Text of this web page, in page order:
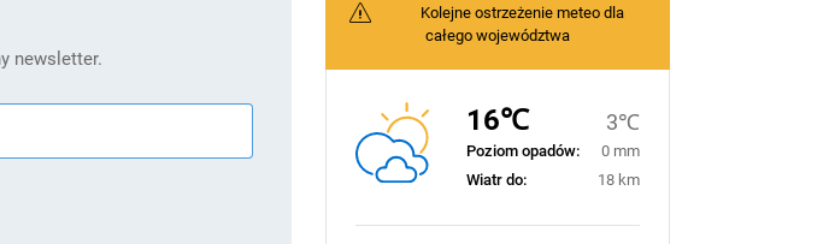
newsletter.
Kolejne ostrzeżenie meteo dla
całego województwa
16℃ 3℃
Poziom opadów:
0 mm
Wiatr do:
18 km